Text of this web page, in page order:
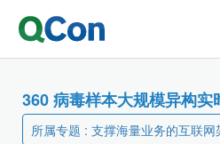
360 病毒样本大规模异构实
所属专题 : 支撑海量业务的互联网